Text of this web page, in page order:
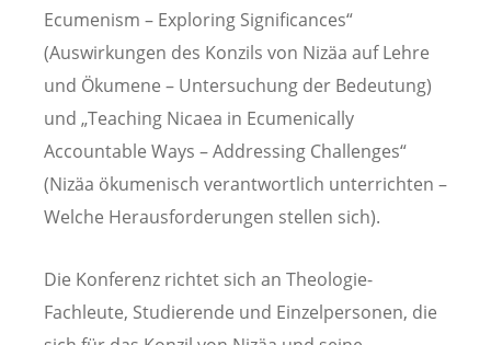
Ecumenism – Exploring Significances“
(Auswirkungen des Konzils von Nizäa auf Lehre
und Ökumene – Untersuchung der Bedeutung)
und „Teaching Nicaea in Ecumenically
Accountable Ways – Addressing Challenges“
(Nizäa ökumenisch verantwortlich unterrichten –
Welche Herausforderungen stellen sich).
Die Konferenz richtet sich an Theologie-
Fachleute, Studierende und Einzelpersonen, die